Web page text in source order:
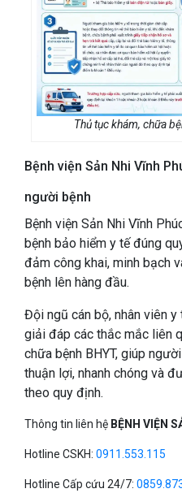
Thủ tục khám, chữa
Bệnh viện Sản Nhi Vĩnh
người bệnh
Bệnh viện Sản Nhi Vĩnh
bệnh bảo hiểm y tế đúng
đảm công khai, minh bạch
bệnh lên hàng đầu.
Đội ngũ cán bộ, nhân viên
giải đáp các thắc mắc liên
chữa bệnh BHYT, giúp
thuận lợi, nhanh chóng và
theo quy định.
Thông tin liên hệ BỆNH VIỆN
Hotline CSKH: 0911.553.115
Hotline Cấp cứu 24/7: